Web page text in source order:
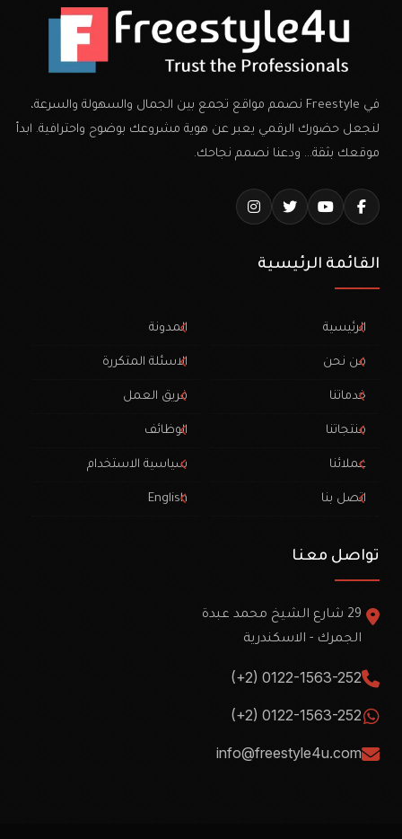
في Freestyle نصمم مواقع تجمع بين الجمال والسهولة والسرعة،
لنجعل حضورك الرقمي يعبر عن هوية مشروعك بوضوح واحترافية. ابدأ
موقعك بثقة… ودعنا نصمم نجاحك.
القائمة الرئيسية
الرئيسية
من نحن
خدماتنا
منتجاتنا
عملائنا
اتصل بنا
المدونة
الاسئلة المتكررة
فريق العمل
الوظائف
سياسية الاستخدام
English
تواصل معنا
29 شارع الشيخ محمد عبدة
الجمرك - الاسكندرية
(+2) 0122-1563-252
(+2) 0122-1563-252
info@freestyle4u.com